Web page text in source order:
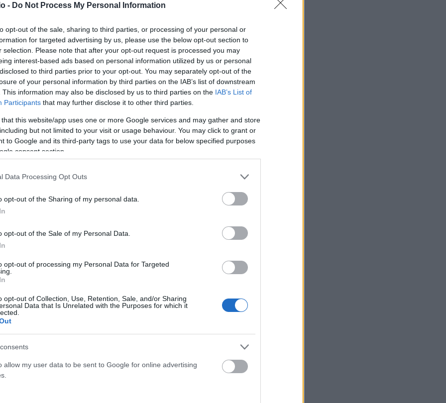
- Do Not Process My Personal Information
opt-out of the sale, sharing to third parties, or processing of your personal or
for targeted advertising by us, please use the below opt-out section to
selection. Please note that after your opt-out request is processed you may
interest-based ads based on personal information utilized by us or personal
to third parties prior to your opt-out. You may separately opt-out of the
of your personal information by third parties on the IAB’s list of downstream
This information may also be disclosed by us to third parties on the IAB’s List of
Participants that may further disclose it to other third parties.
that this website/app uses one or more Google services and may gather and store
but not limited to your visit or usage behaviour. You may click to grant or
to Google and its third-party tags to use your data for below specified purposes
consent section.
Data Processing Opt Outs
opt-out of the Sharing of my personal data.
opt-out of the Sale of my Personal Data.
opt-out of processing my Personal Data for Targeted
opt-out of Collection, Use, Retention, Sale, and/or Sharing
Data that Is Unrelated with the Purposes for which it
allow my user data to be sent to Google for online advertising
κινήθηκε προς τα αριστερά, και οι δύο αυτόπτες
σφαίρα, να αιωρείται πάνω από την άλλη σφαίρα. Ο
χρησιμοποιώντας ένα iPhone 14 Pro Max,
το βίντεο. Καθώς ο αυτόπτης μάρτυρας άρχισε να
δυτικά πάνω από μια κοντινή γραμμή δέντρων. Οι
ως αθόρυβη και ομαλή, και ότι κινούνταν σε
ή να ήταν δεμένες μεταξύ τους. Καθώς οι σφαίρες
μάρτυρες τις είδαν να φαίνονται να συγχωνεύονται.
κινήθηκαν από την αρχική τους θέση πριν
εκτιμώμενη απόσταση 75 μέτρων.
videos UAP / UFO liberados hoy: En julio de
local en el noreste de Estados Unidos, un
en su patio trasero mientras
Ηνωμένες Πολιτείες, ένας αυτόπτης
στον ορίζοντα, σε εκτιμώμενη απόσταση 2.000 ποδιών.
έντονα φωτεινό αντικείμενο, προτού
ακανόνιστη περιστροφική κίνηση το ένα σε σχέση με
από αριστερά προς τα δεξιά κατά τη διάρκεια της
το βίντεο με ένα iPhone 12 Pro που κρατούσε στο
της κάμερας. Η τοποθεσία ήταν γνωστή στον